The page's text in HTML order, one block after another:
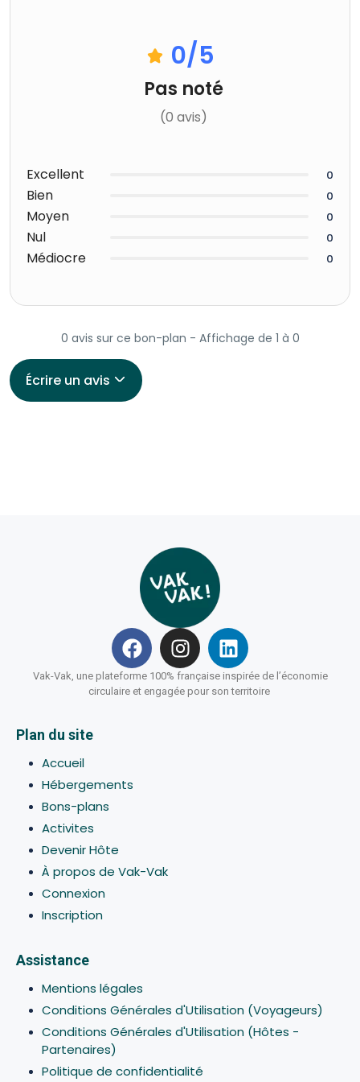
0/5
Pas noté
(0 avis)
Excellent 0
Bien 0
Moyen 0
Nul 0
Médiocre 0
0 avis sur ce bon-plan - Affichage de 1 à 0
Écrire un avis
Vak-Vak, une plateforme 100% française inspirée de l’économie
circulaire et engagée pour son territoire
Plan du site
Accueil
Hébergements
Bons-plans
Activites
Devenir Hôte
À propos de Vak-Vak
Connexion
Inscription
Assistance
Mentions légales
Conditions Générales d'Utilisation (Voyageurs)
Conditions Générales d'Utilisation (Hôtes -
Partenaires)
Politique de confidentialité